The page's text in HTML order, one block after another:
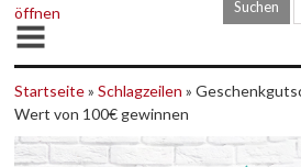
öffnen
Startseite»Schlagzeilen »
Wert von 100€ gewinnen